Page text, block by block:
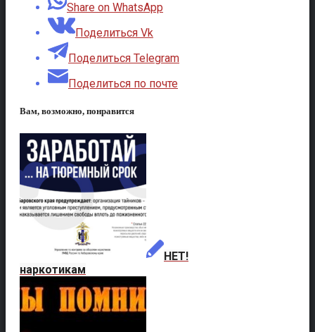
Share on WhatsApp
Поделиться Vk
Поделиться Telegram
Поделиться по почте
Вам, возможно, понравится
НЕТ!
наркотикам